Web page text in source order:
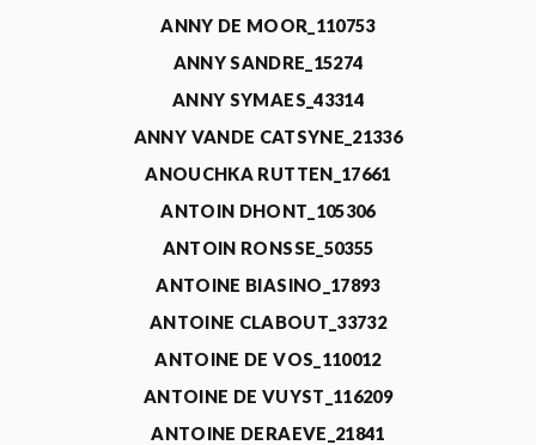
ANNY DE MOOR_110753
ANNY SANDRE_15274
ANNY SYMAES_43314
ANNY VANDE CATSYNE_21336
ANOUCHKA RUTTEN_17661
ANTOIN DHONT_105306
ANTOIN RONSSE_50355
ANTOINE BIASINO_17893
ANTOINE CLABOUT_33732
ANTOINE DE VOS_110012
ANTOINE DE VUYST_116209
ANTOINE DERAEVE_21841